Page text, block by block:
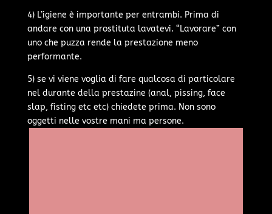
4) L’igiene è importante per entrambi. Prima di
andare con una prostituta lavatevi. “Lavorare” con
uno che puzza rende la prestazione meno
performante.
5) se vi viene voglia di fare qualcosa di particolare
nel durante della prestazine (anal, pissing, face
slap, fisting etc etc) chiedete prima. Non sono
oggetti nelle vostre mani ma persone.